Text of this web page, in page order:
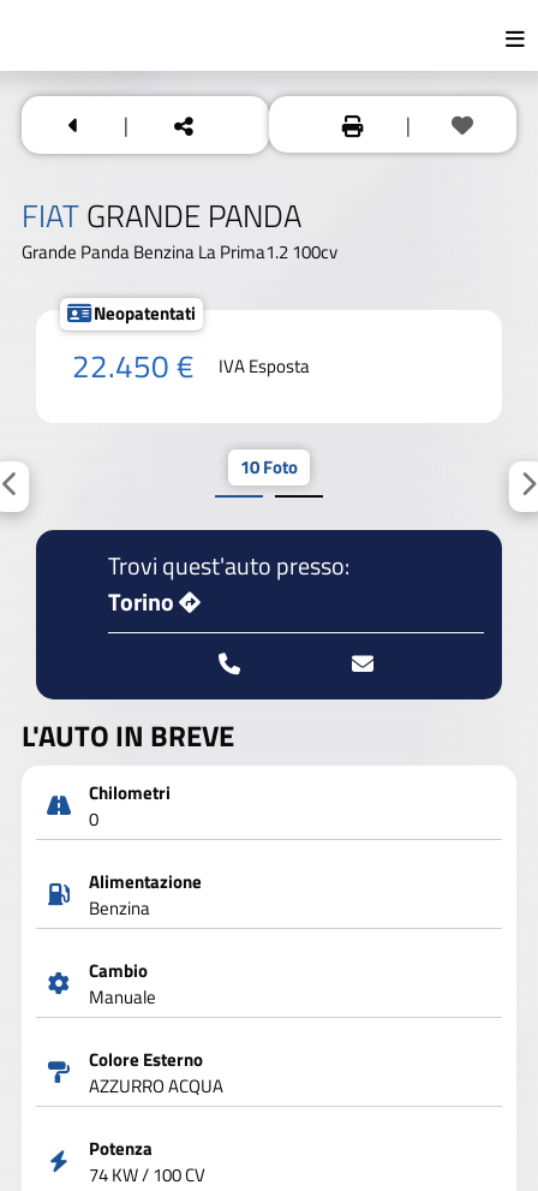
| |
FIATGRANDE PANDA
Grande Panda Benzina La Prima1.2 100cv
Neopatentati
22.450 € IVA Esposta
10 Foto
Trovi quest'auto presso:
Torino
L'AUTO IN BREVE
Chilometri
0
Alimentazione
Benzina
Cambio
Manuale
Colore Esterno
AZZURRO ACQUA
Potenza
74 KW / 100 CV